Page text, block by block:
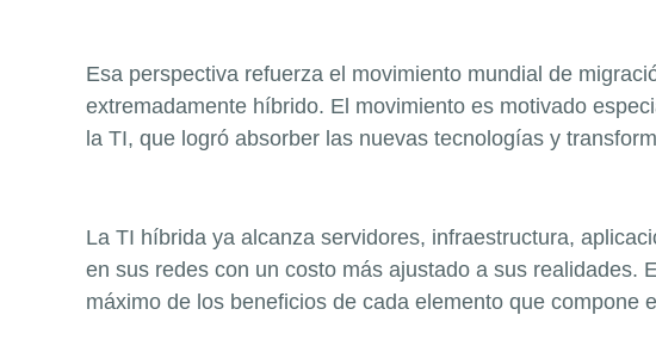
Esa perspectiva refuerza el movimiento mundial de
extremadamente híbrido. El movimiento es motivado
la TI, que logró absorber las nuevas tecnologías y
La TI híbrida ya alcanza servidores, infraestructura,
en sus redes con un costo más ajustado a sus realidades.
máximo de los beneficios de cada elemento que compone